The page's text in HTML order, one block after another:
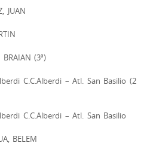
JUAN
BRAIAN (3ª)
C.C.Alberdi – Atl. San Basilio (2
C.C.Alberdi – Atl. San Basilio
BELEM